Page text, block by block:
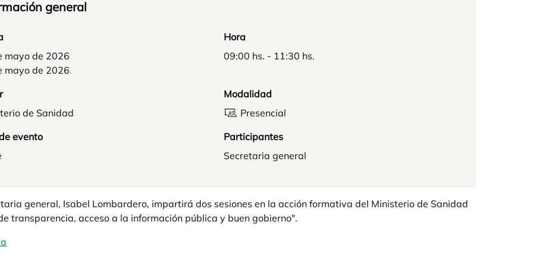
general
mayo de 2026
mayo de 2026
Hora
09:00 hs. - 11:30 hs.
de Sanidad
Modalidad
Presencial
evento
Participantes
Secretaria general
general, Isabel Lombardero, impartirá dos sesiones en la acción formativa del Ministerio de Sanidad
transparencia, acceso a la información pública y buen gobierno".